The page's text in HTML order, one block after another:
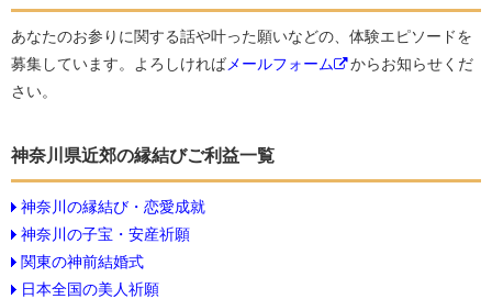
あなたのお参りに関する話や叶った願いなどの、体験エピソードを
募集しています。よろしければメールフォーム
からお知らせくだ
さい。
神奈川県近郊の縁結びご利益一覧
神奈川の縁結び・恋愛成就
神奈川の子宝・安産祈願
関東の神前結婚式
日本全国の美人祈願